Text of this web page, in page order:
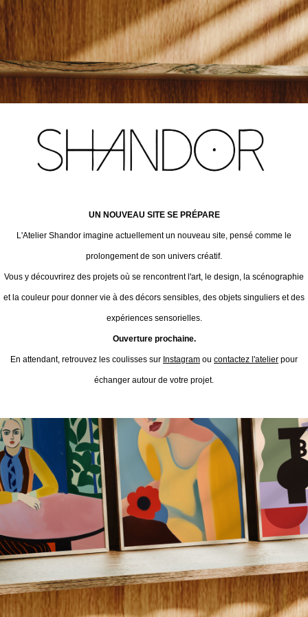
UN NOUVEAU SITE SE PRÉPARE
L'Atelier Shandor imagine actuellement un nouveau site, pensé comme le
prolongement de son univers créatif.
Vous y découvrirez des projets où se rencontrent l'art, le design, la scénographie
et la couleur pour donner vie à des décors sensibles, des objets singuliers et des
expériences sensorielles.
Ouverture prochaine.
En attendant, retrouvez les coulisses sur Instagram ou contactez l'atelier pour
échanger autour de votre projet.